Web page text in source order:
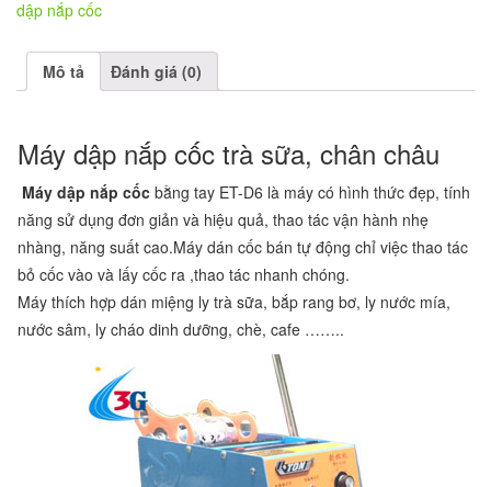
dập nắp cốc
Mô tả Đánh giá (0)
Máy dập nắp cốc trà sữa, chân châu
Máy dập nắp cốc bằng tay ET-D6 là máy có hình thức đẹp, tính
năng sử dụng đơn giản và hiệu quả, thao tác vận hành nhẹ
nhàng, năng suất cao.Máy dán cốc bán tự động chỉ việc thao tác
bỏ cốc vào và lấy cốc ra ,thao tác nhanh chóng.
Máy thích hợp dán miệng ly trà sữa, bắp rang bơ, ly nước mía,
nước sâm, ly cháo dinh dưỡng, chè, cafe ……..